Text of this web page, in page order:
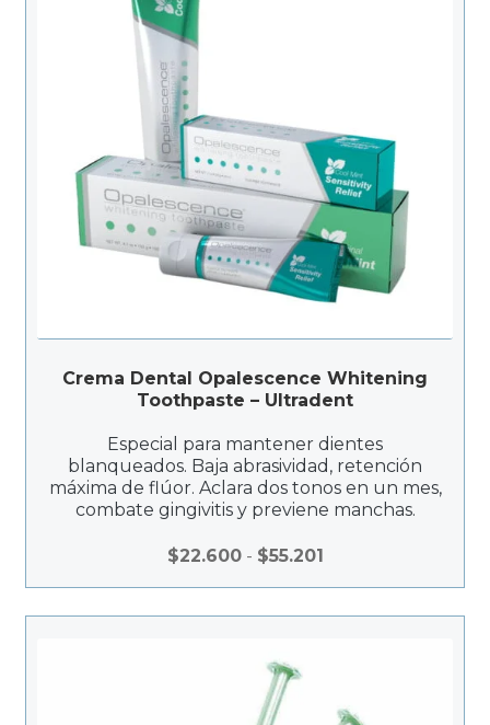
Crema Dental Opalescence Whitening
Toothpaste – Ultradent
Especial para mantener dientes
blanqueados. Baja abrasividad, retención
máxima de flúor. Aclara dos tonos en un mes,
combate gingivitis y previene manchas.
$22.600 - $55.201Rango
$55.201